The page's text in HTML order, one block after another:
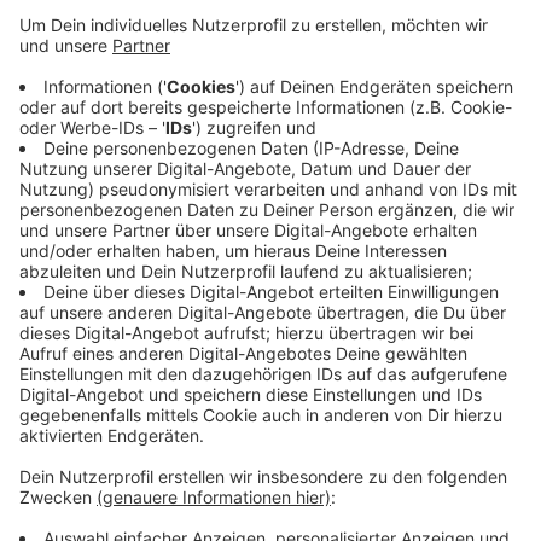
Programm "Moderne Sportstätte 2022"
Anzeige
Aus dem Programm "Moderne Sportstätte 2022"
werden gut 225.0000 Euro an den TSV Raesfeld
überwiesen. Das teilte das NRW Sportministerium mit.
Hier im Kreis haben schon viele Vereine von dem
Förderprogramm profitiert.
Anzeige